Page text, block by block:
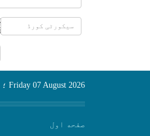
Friday 07 August 2026 ؛
صفحه اول